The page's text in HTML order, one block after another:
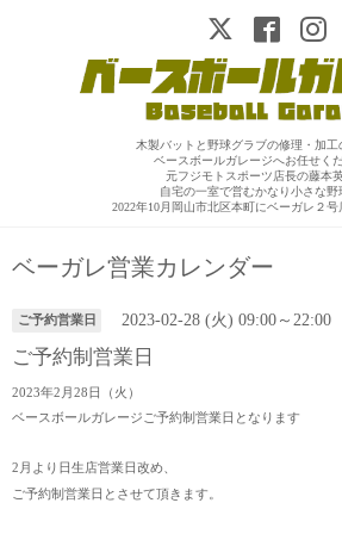
木製バットと野球グラブの修理・加工
ベースボールガレージへお任せく
元フジモトスポーツ店長の藤本
自宅の一室で営むかなり小さな野
2022年10月岡山市北区本町にベーガレ２号
ベーガレ営業カレンダー
ご予約営業日 2023-02-28 (火) 09:00～22:00
ご予約制営業日
2023年2月28日（火）
ベースボールガレージご予約制営業日となります
2月より日生店営業日改め、
ご予約制営業日とさせて頂きます。